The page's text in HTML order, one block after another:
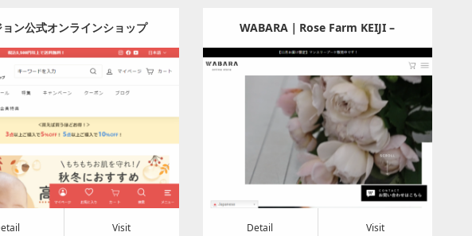
ョン公式オンラインショップ
Update:2024.03.28
Category:その他
Visit
WABARA｜Rose Farm KEIJI –
Update:2024.02.05
Category:その他
Visit
Detail Visit